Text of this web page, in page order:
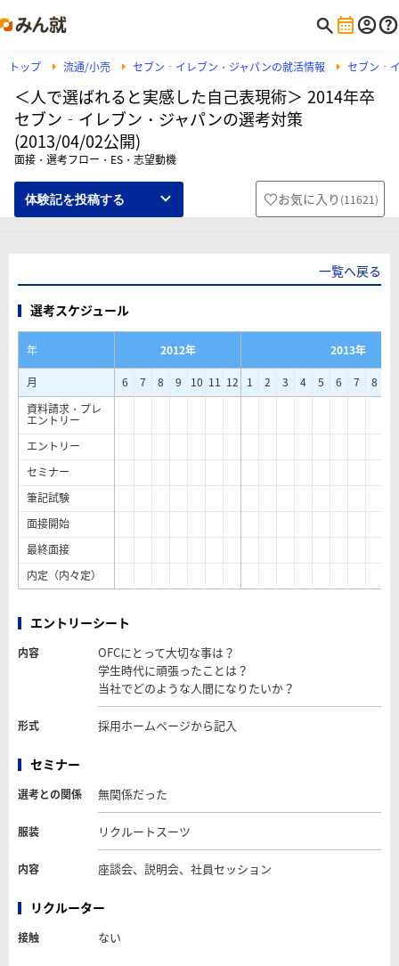
トップ 流通/小売 セブン‐イレブン・ジャパンの就活情報 セブン‐
＜人で選ばれると実感した自己表現術＞ 2014年卒
セブン‐イレブン・ジャパンの選考対策
(2013/04/02公開)
面接・選考フロー・ES・志望動機
体験記を投稿する お気に入り (11621)
一覧へ戻る
選考スケジュール
年 2012年
2013年
月
6 7 8 9 10 11 12 1 2 3 4 5 6 7 8
資料請求・プレ
エントリー
エントリー
セミナー
筆記試験
面接開始
最終面接
内定（内々定）
エントリーシート
内容
OFCにとって大切な事は？
学生時代に頑張ったことは？
当社でどのような人間になりたいか？
形式 採用ホームページから記入
セミナー
選考との関係 無関係だった
服装 リクルートスーツ
内容 座談会、説明会、社員セッション
リクルーター
接触 ない